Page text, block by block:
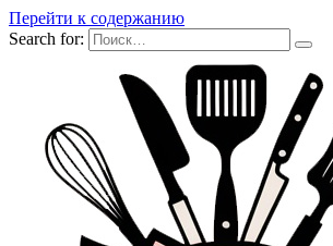
Перейти к содержанию
Search for: